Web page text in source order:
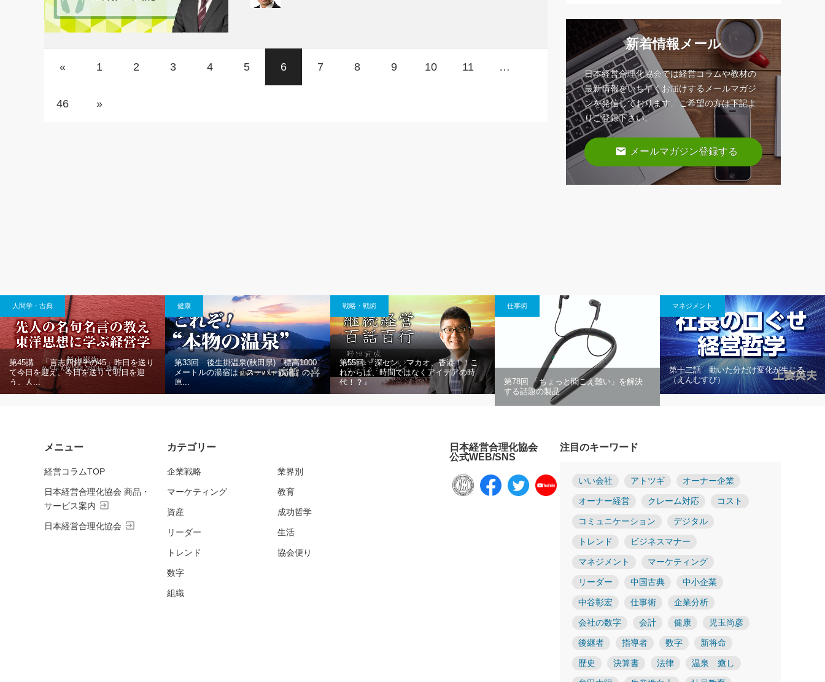
« 1 2 3 4 5 6 7 8 9 10 11 …
46 »
新着情報メール
日本経営合理化協会では経営コラムや教材の
最新情報をいち早くお届けするメールマガジ
ンを発信しております。ご希望の方は下記よ
りご登録下さい。
email メールマガジン登録する
人間学・古典
第45講 「言志四録その45」昨日を送り
て今日を迎え、今日を送りて明日を迎
う。人...
健康
第33回 後生掛温泉(秋田県) 標高1000
メートルの湯宿は「スーパー銭湯」の
原...
戦略・戦術
第55回 『深セン、マカオ、香港！！こ
れからは、時間ではなくアイデアの時
代！？』
仕事術
第78回 「ちょっと聞こえ難い」を解決
する話題の製品
マネジメント
第十二話 動いた分だけ変化が生じる
（えんむすび）
注目のキーワード
いい会社 アトツギ オーナー企業
オーナー経営 クレーム対応 コスト
コミュニケーション デジタル
トレンド ビジネスマナー
マネジメント マーケティング
リーダー 中国古典 中小企業
中谷彰宏 仕事術 企業分析
会社の数字 会計 健康 児玉尚彦
後継者 指導者 数字 新将命
歴史 決算書 法律 温泉 癒し
日本経営合理化協会
公式WEB/SNS
メニュー
経営コラムTOP
日本経営合理化協会 商品・
サービス案内 exit_to_app
日本経営合理化協会 exit_to_app
カテゴリー
企業戦略
マーケティング
資産
リーダー
トレンド
数字
組織
業界別
教育
成功哲学
生活
協会便り